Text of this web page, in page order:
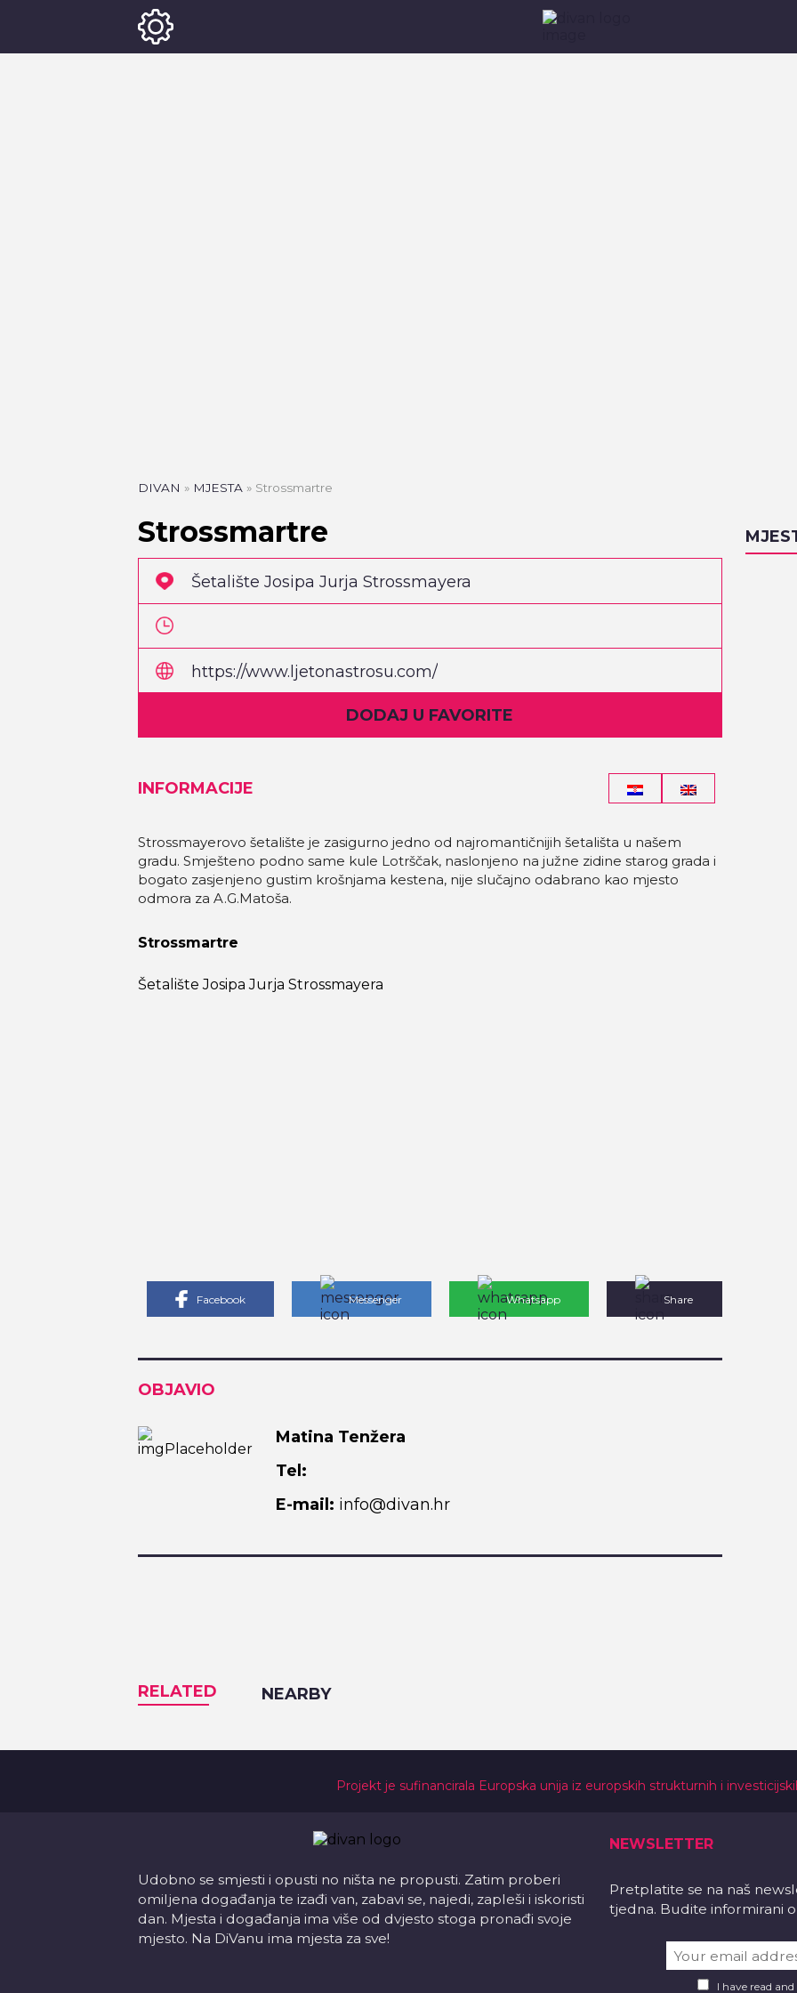
DIVAN » MJESTA » Strossmartre
Strossmartre
Šetalište Josipa Jurja Strossmayera
https://www.ljetonastrosu.com/
DODAJ U FAVORITE
INFORMACIJE
Strossmayerovo šetalište je zasigurno jedno od najromantičnijih šetališta u našem
gradu. Smješteno podno same kule Lotrščak, naslonjeno na južne zidine starog grada i
bogato zasjenjeno gustim krošnjama kestena, nije slučajno odabrano kao mjesto
odmora za A.G.Matoša.
Strossmartre
Šetalište Josipa Jurja Strossmayera
Facebook Messenger Whatsapp Share
OBJAVIO
Matina Tenžera
Tel:
E-mail: info@divan.hr
RELATED NEARBY
Projekt je sufinancirala Europska unija iz europskih strukturnih i
Udobno se smjesti i opusti no ništa ne propusti. Zatim proberi
omiljena događanja te izađi van, zabavi se, najedi, zapleši i iskoristi
dan. Mjesta i događanja ima više od dvjesto stoga pronađi svoje
mjesto. Na DiVanu ima mjesta za sve!
NEWSLETTER
Pretplatite se na naš
tjedna. Budite informirani
I have read